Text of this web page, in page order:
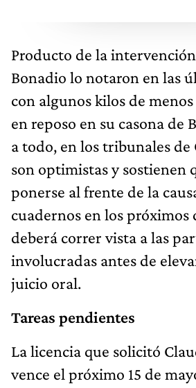
Producto de la
Bonadio lo notaron en las
con algunos kilos de
en reposo en su casona de
a todo, en los tribunales de
son optimistas y sostienen
ponerse al frente de la
cuadernos en los próximos
deberá correr vista a las
involucradas antes de
juicio oral.
Tareas pendientes
La licencia que solicitó
vence el próximo 15 de